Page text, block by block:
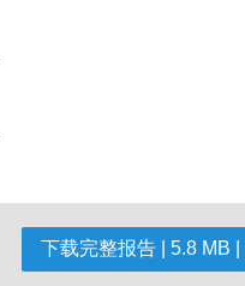
下载完整报告 | 5.8 MB |